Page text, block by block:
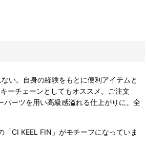
い。自身の経験をもとに便利アイテムと
ーチェーンとしてもオススメ。ご注文
パーツを用い高級感溢れる仕上がりに。全
CI KEEL FIN」がモチーフになっていま